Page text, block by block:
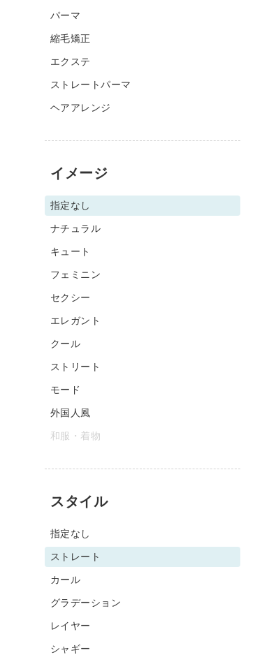
パーマ
縮毛矯正
エクステ
ストレートパーマ
ヘアアレンジ
イメージ
指定なし
ナチュラル
キュート
フェミニン
セクシー
エレガント
クール
ストリート
モード
外国人風
和服・着物
スタイル
指定なし
ストレート
カール
グラデーション
レイヤー
シャギー